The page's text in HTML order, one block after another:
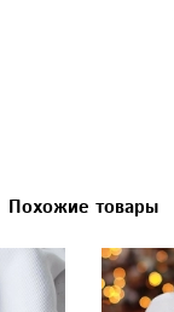
Похожие товары